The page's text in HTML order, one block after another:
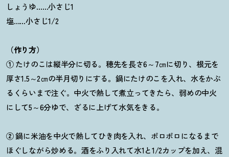
しょうゆ……小さじ1
塩……小さじ1/2
（作り方）
①たけのこは縦半分に切る。穂先を長さ6～7㎝に切り、根元を
厚さ1.5～2㎝の半月切りにする。鍋にたけのこを入れ、水をかぶ
るくらいまで注ぐ。中火で熱して煮立ってきたら、弱めの中火
にして5～6分ゆで、ざるに上げて水気をきる。
②鍋に米油を中火で熱してひき肉を入れ、ポロポロになるまで
ほぐしながら炒める。酒をふり入れて水1と1/2カップを加え、混